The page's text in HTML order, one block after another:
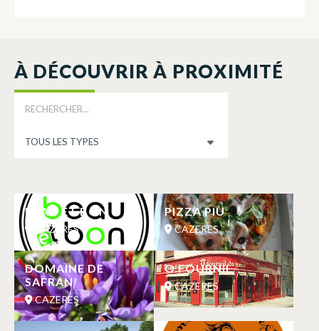
À DÉCOUVRIR À PROXIMITÉ
BEAU ET BON
CAZERES
PIZZA PIU
CAZERES
DOMAINE DE
SAFRAN
CAZERES
O FOURNIL
CAZERES